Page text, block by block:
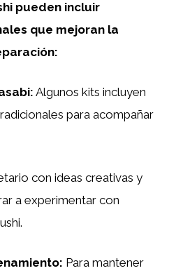
pueden incluir
que mejoran la
Algunos kits incluyen
para acompañar
con ideas creativas y
a experimentar con
Para mantener